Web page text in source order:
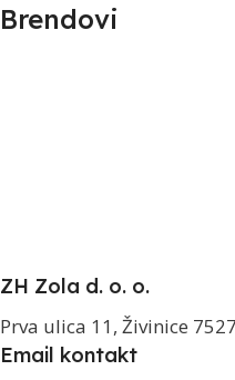
Brendovi
ZH Zola d. o. o.
Prva ulica 11, Živinice
Email kontakt